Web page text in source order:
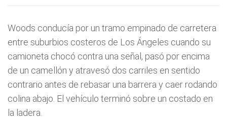
Woods conducía por un tramo empinado de carretera
entre suburbios costeros de Los Ángeles cuando su
camioneta chocó contra una señal, pasó por encima
de un camellón y atravesó dos carriles en sentido
contrario antes de rebasar una barrera y caer rodando
colina abajo. El vehículo terminó sobre un costado en
la ladera.